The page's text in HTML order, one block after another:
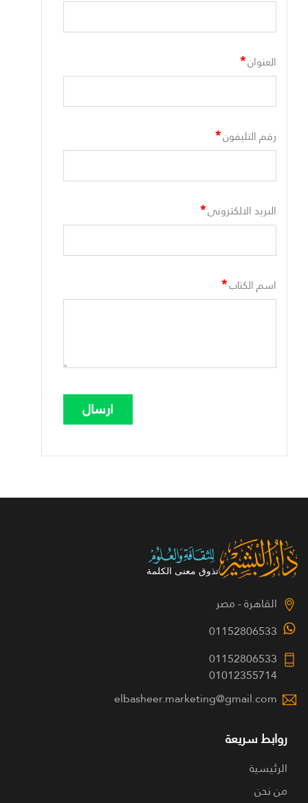
العنوان*
رقم التليفون*
البريد الالكترونى*
اسم الكتاب*
القاهرة - مصر
01152806533
01152806533
01012355714
elbasheer.marketing@gmail.com
روابط سريعة
الرئيسية
من نحن